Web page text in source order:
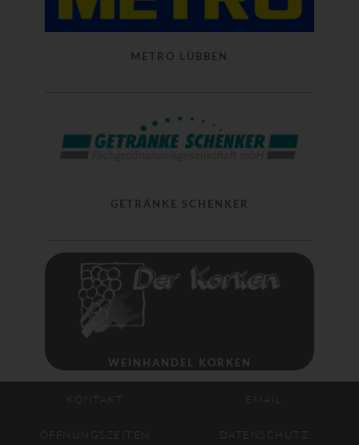
METRO LÜBBEN
GETRÄNKE SCHENKER
WEINHANDEL KORKEN
KONTAKT
ÖFFNUNGSZEITEN
EMAIL
DATENSCHUTZ